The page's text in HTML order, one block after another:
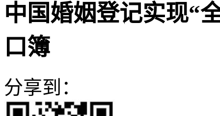
中国婚姻登记实现“
口簿
分享到：